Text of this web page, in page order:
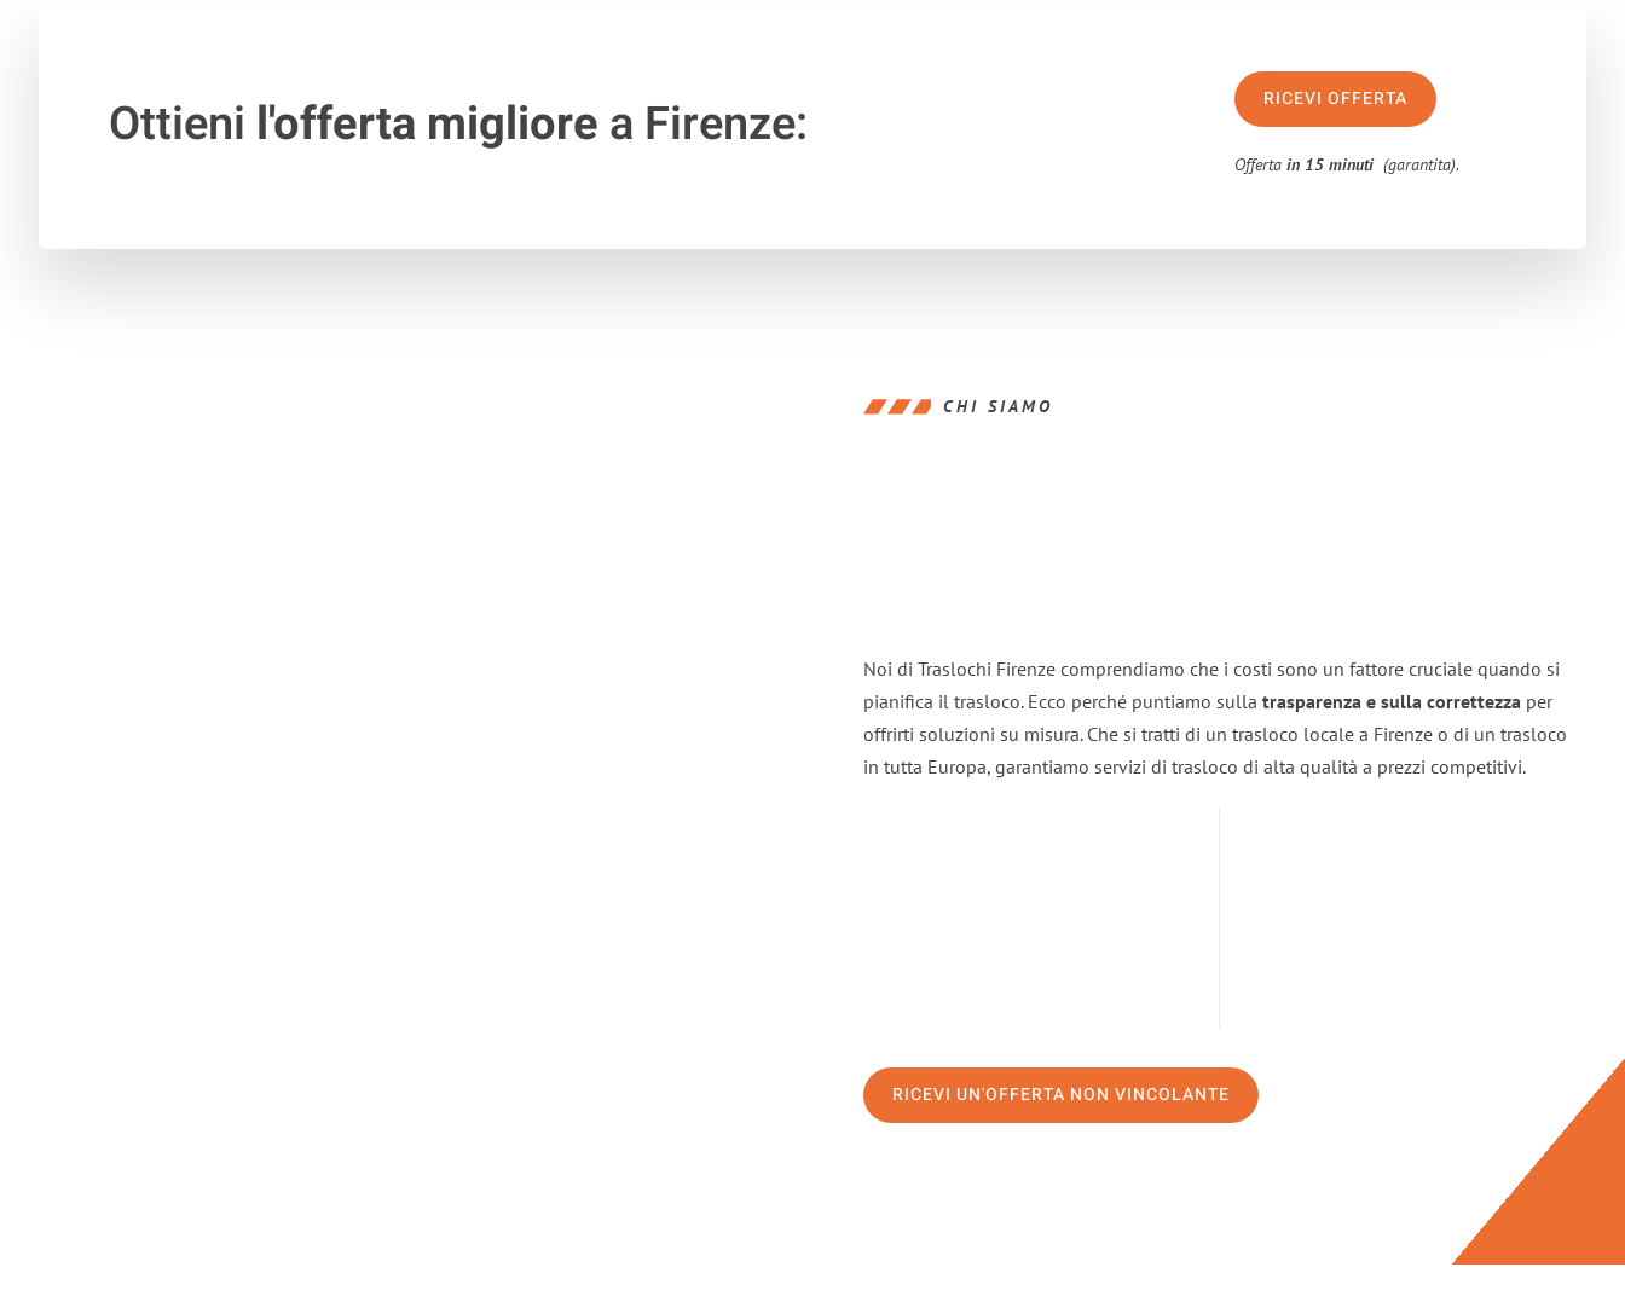
Ottieni l'offerta migliorea Firenze: RICEVI OFFERTA
Offertain 15 minuti (garantita).
CHI SIAMO
Noi di Traslochi Firenze comprendiamo che i costi sono un fattore cruciale quando si
pianifica il trasloco. Ecco perché puntiamo sulla trasparenza e sulla correttezza per
offrirti soluzioni su misura. Che si tratti di un trasloco locale a Firenze o di un trasloco
in tutta Europa, garantiamo servizi di trasloco di alta qualità a prezzi competitivi.
RICEVI UN'OFFERTA NON VINCOLANTE